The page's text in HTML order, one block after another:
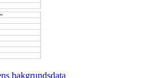
bakgrundsdata